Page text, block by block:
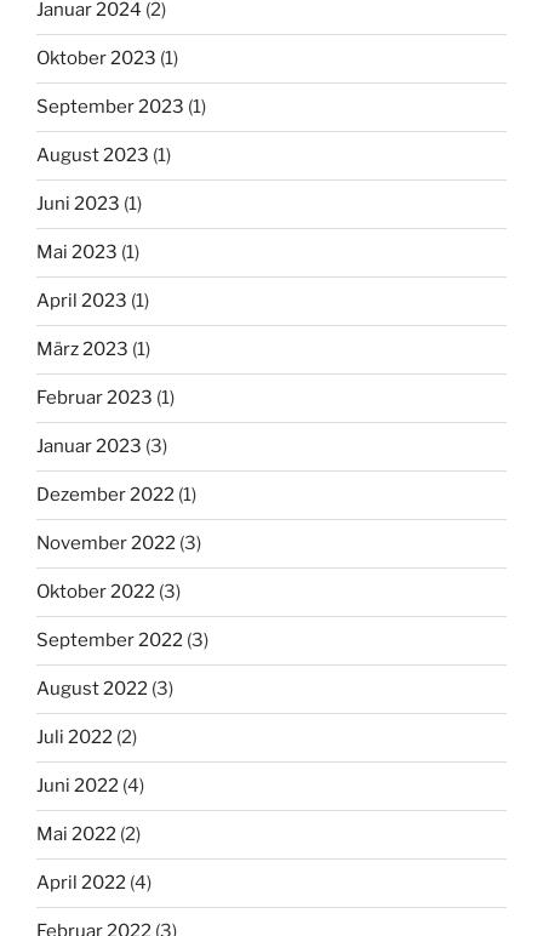
Januar 2024 (2)
Oktober 2023 (1)
September 2023 (1)
August 2023 (1)
Juni 2023 (1)
Mai 2023 (1)
April 2023 (1)
März 2023 (1)
Februar 2023 (1)
Januar 2023 (3)
Dezember 2022 (1)
November 2022 (3)
Oktober 2022 (3)
September 2022 (3)
August 2022 (3)
Juli 2022 (2)
Juni 2022 (4)
Mai 2022 (2)
April 2022 (4)
Februar 2022 (3)